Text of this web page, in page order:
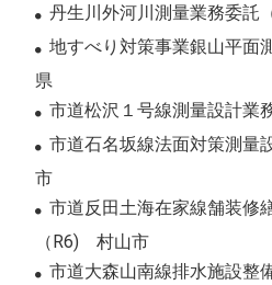
丹生川外河川測量業務委託
地すべり対策事業銀山平面
県
市道松沢１号線測量設計
市道石名坂線法面対策測
市
市道反田土海在家線舗装修
（R6) 村山市
市道大森山南線排水施設整